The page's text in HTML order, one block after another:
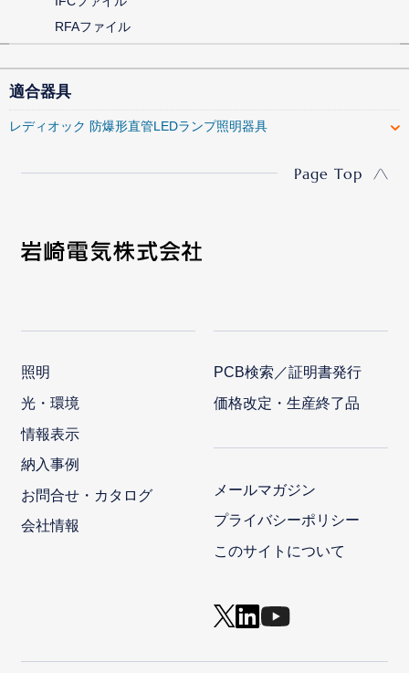
RFAファイル
適合器具
レディオック 防爆形直管LEDランプ照明器具
Page Top
照明
光・環境
情報表示
納入事例
お問合せ・カタログ
会社情報
PCB検索／証明書発行
価格改定・生産終了品
メールマガジン
プライバシーポリシー
このサイトについて